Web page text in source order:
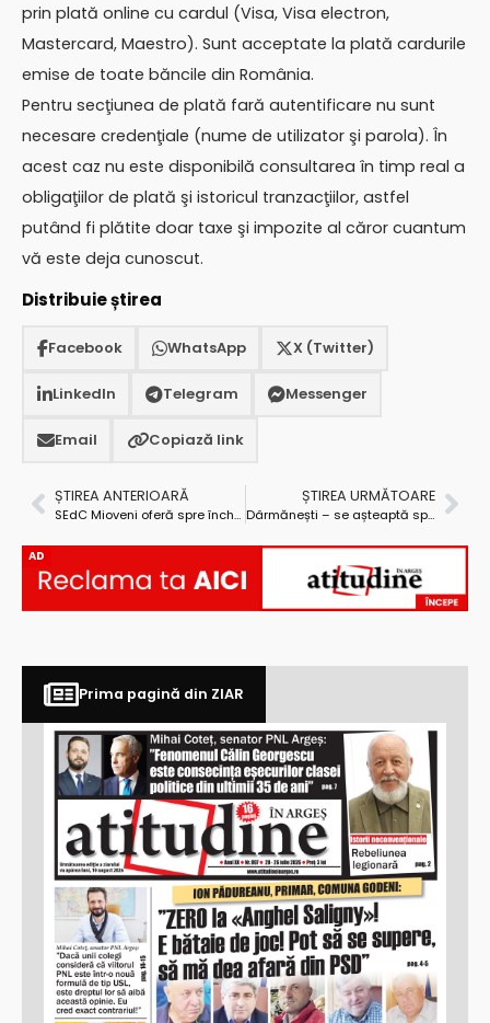
prin plată online cu cardul (Visa, Visa electron,
Mastercard, Maestro). Sunt acceptate la plată cardurile
emise de toate băncile din România.
Pentru secţiunea de plată fară autentificare nu sunt
necesare credenţiale (nume de utilizator şi parola). În
acest caz nu este disponibilă consultarea în timp real a
obligaţiilor de plată şi istoricul tranzacţiilor, astfel
putând fi plătite doar taxe şi impozite al căror cuantum
vă este deja cunoscut.
Distribuie știrea
Facebook WhatsApp X (Twitter)
LinkedIn Telegram Messenger
Email Copiază link
ȘTIREA ANTERIOARĂ
SEdC Mioveni oferă spre închiriere mijloace de transport
ȘTIREA URMĂTOARE
Dârmănești – se așteaptă sprijinul Consiliului Județean pentru finalizarea unor investiții
AD
Prima pagină din ZIAR